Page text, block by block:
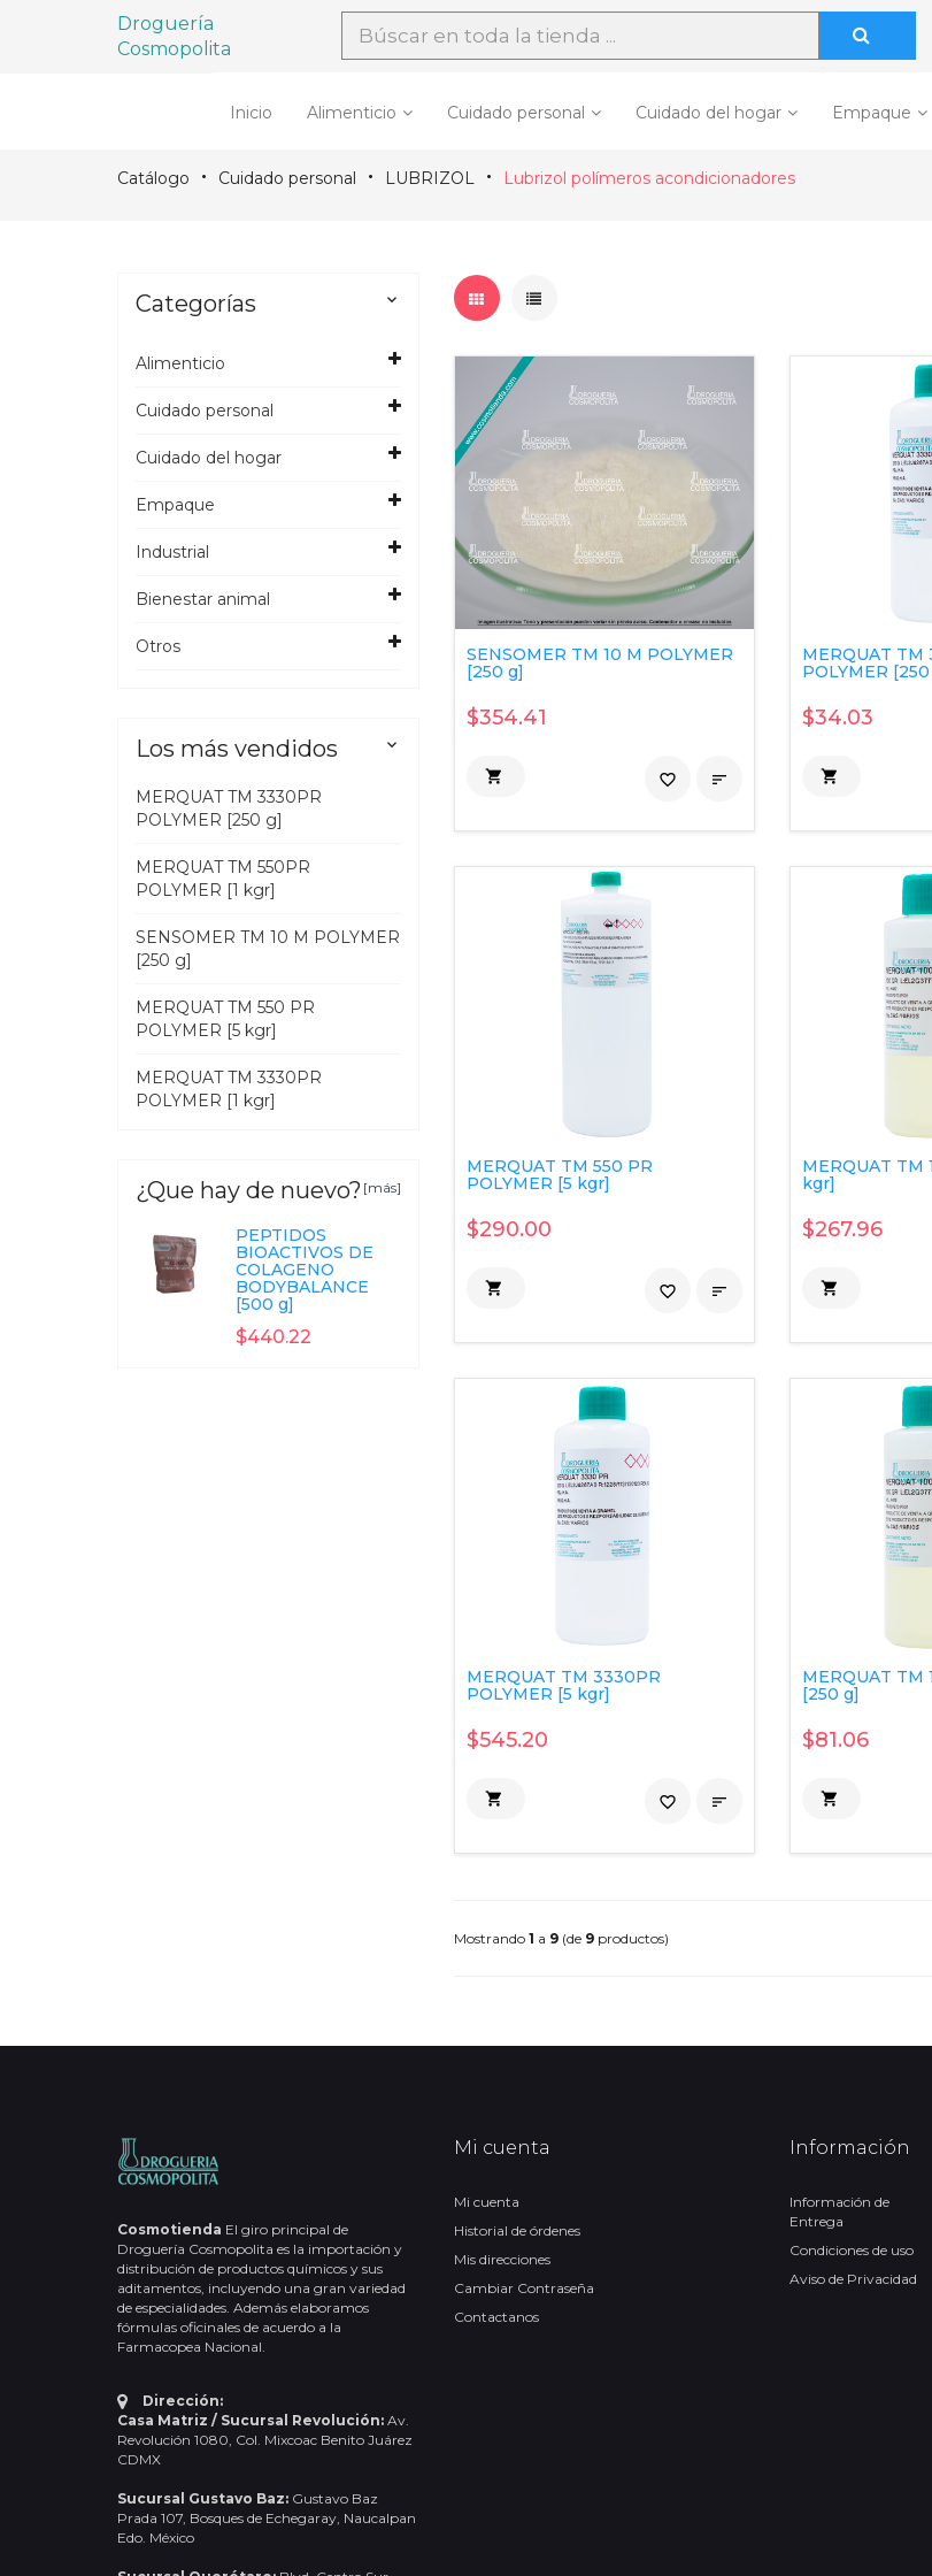
Droguería
Cosmopolita
Inicio Alimenticio Cuidado personal Cuidado del hogar Empaque
Catálogo Cuidado personal LUBRIZOL Lubrizol polímeros acondicionadores
SENSOMER TM 10 M POLYMER
[250 g]
$354.41
 
favorite_border
MERQUAT TM
POLYMER [250
$34.03

MERQUAT TM 550 PR
POLYMER [5 kgr]
$290.00
 
favorite_border
MERQUAT TM
kgr]
$267.96

MERQUAT TM 3330PR
POLYMER [5 kgr]
$545.20
 
favorite_border
MERQUAT TM
[250 g]
$81.06

Mostrando 1 a 9(de 9productos)
Categorías 
Alimenticio
Cuidado personal
Cuidado del hogar
Empaque
Industrial
Bienestar animal
Otros
Los más vendidos 
MERQUAT TM 3330PR
POLYMER [250 g]
MERQUAT TM 550PR
POLYMER [1 kgr]
SENSOMER TM 10 M POLYMER
[250 g]
MERQUAT TM 550 PR
POLYMER [5 kgr]
MERQUAT TM 3330PR
POLYMER [1 kgr]
¿Que hay de nuevo? [más]
PEPTIDOS
BIOACTIVOS DE
COLAGENO
BODYBALANCE
[500 g]
$440.22
Cosmotienda El giro principal de
Droguería Cosmopolita es la importación y
distribución de productos químicos y sus
aditamentos, incluyendo una gran variedad
de especialidades. Además elaboramos
fórmulas oficinales de acuerdo a la
Farmacopea Nacional.
Dirección:
Casa Matriz / Sucursal Revolución: Av.
Revolución 1080, Col. Mixcoac Benito Juárez
CDMX
Sucursal Gustavo Baz: Gustavo Baz
Prada 107, Bosques de Echegaray, Naucalpan
Edo. México
Mi cuenta
Mi cuenta
Historial de órdenes
Mis direcciones
Cambiar Contraseña
Contactanos
Información
Información de
Entrega
Condiciones de uso
Aviso de Privacidad